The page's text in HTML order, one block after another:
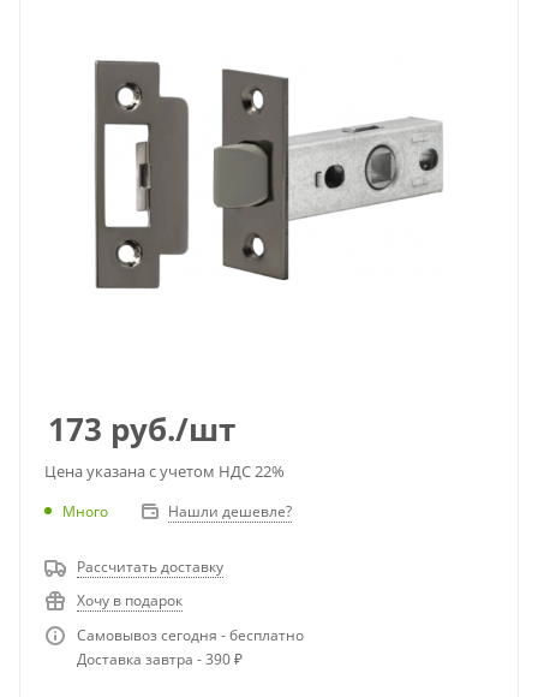
173 руб./шт
Цена указана с учетом НДС 22%
Много Нашли дешевле?
Рассчитать доставку
Хочу в подарок
Самовывоз сегодня - бесплатно
Доставка завтра - 390 ₽